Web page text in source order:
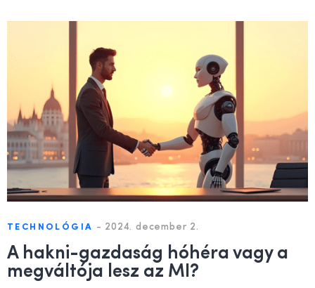
TECHNOLÓGIA - 2024. december 2.
A hakni-gazdaság hóhéra vagy a
megváltója lesz az MI?